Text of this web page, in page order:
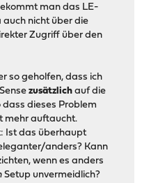
man das LE-
nicht über die
Zugriff über den
so geholfen, dass ich
zusätzlich auf die
dass dieses Problem
mehr auftaucht.
Ist das überhaupt
anders? Kann
wenn es anders
Setup unvermeidlich?